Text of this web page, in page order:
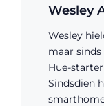
Wesley
Wesley
maar sinds
Hue-
Sindsdien